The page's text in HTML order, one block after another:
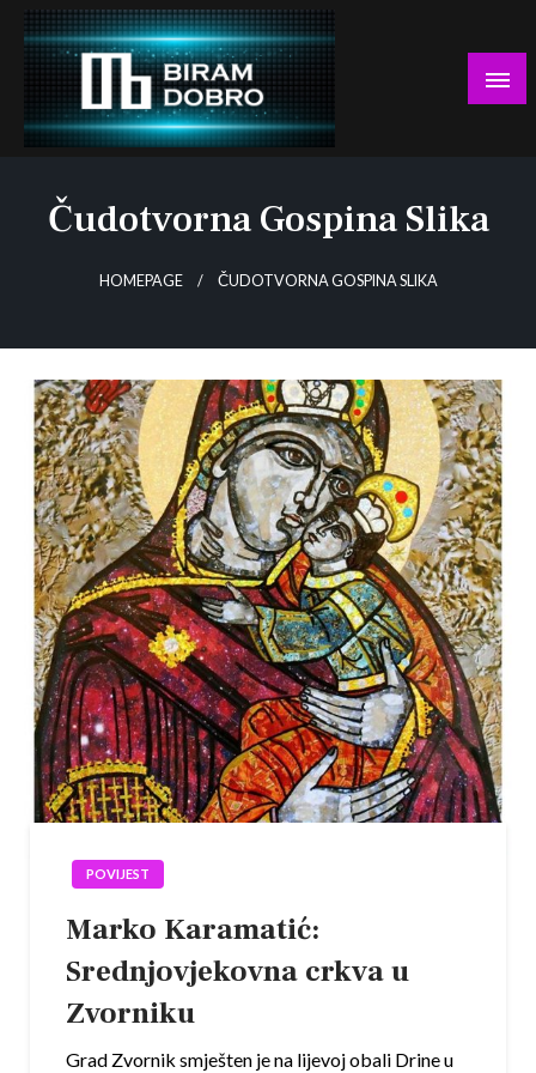
Skip
content
Čudotvorna Gospina Slika
HOMEPAGE ČUDOTVORNA GOSPINA SLIKA
POVIJEST
Marko Karamatić:
Srednjovjekovna crkva u
Zvorniku
Grad Zvornik smješten je na lijevoj obali Drine u